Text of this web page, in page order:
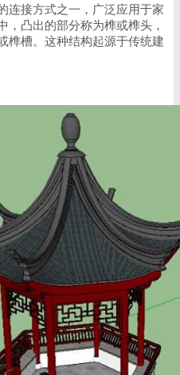
连接方式之一，广泛应用于家
，凸出的部分称为榫或榫头，
榫槽。这种结构起源于传统建